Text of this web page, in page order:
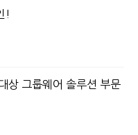
!
상 그룹웨어 솔루션 부문